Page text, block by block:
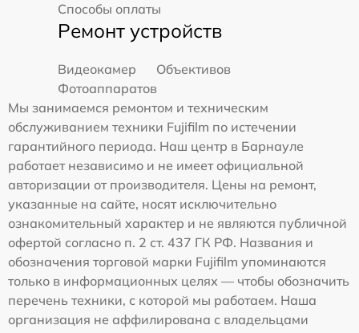
Способы оплаты
Ремонт устройств
Видеокамер
Объективов
Фотоаппаратов
Мы занимаемся ремонтом и техническим
обслуживанием техники Fujifilm по истечении
гарантийного периода. Наш центр в Барнауле
работает независимо и не имеет официальной
авторизации от производителя. Цены на ремонт,
указанные на сайте, носят исключительно
ознакомительный характер и не являются публичной
офертой согласно п. 2 ст. 437 ГК РФ. Названия и
обозначения торговой марки Fujifilm упоминаются
только в информационных целях — чтобы обозначить
перечень техники, с которой мы работаем. Наша
организация не аффилирована с владельцами